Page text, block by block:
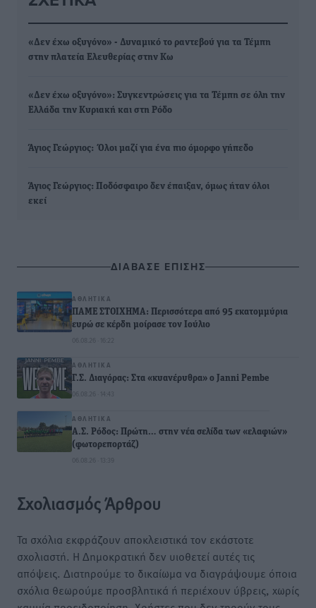
«Δεν έχω οξυγόνο» - Δυναμικό το ραντεβού για τα Τέμπη
στην πλατεία Ελευθερίας στην Κω
«Δεν έχω οξυγόνο»: Συγκεντρώσεις για τα Τέμπη σε όλη την
Ελλάδα την Κυριακή και στη Ρόδο
Άγιος Γεώργιος: Όλοι μαζί για ένα πιο όμορφο γήπεδο
Άγιος Γεώργιος: Ποδόσφαιρο δεν έπαιξαν, όμως ήταν όλοι
εκεί
ΔΙΑΒΑΣΕ ΕΠΙΣΗΣ
ΑΘΛΗΤΙΚΆ
ΠΑΜΕ ΣΤΟΙΧΗΜΑ: Περισσότερα από 95 εκατομμύρια
ευρώ σε κέρδη μοίρασε τον Ιούλιο
06.08.26 · 16:22
ΑΘΛΗΤΙΚΆ
Γ.Σ. Διαγόρας: Στα «κυανέρυθρα» ο Janni Pembe
06.08.26 · 14:43
ΑΘΛΗΤΙΚΆ
Α.Σ. Ρόδος: Πρώτη… στην νέα σελίδα των «ελαφιών»
(φωτορεπορτάζ)
06.08.26 · 13:39
Σχολιασμός Άρθρου
Τα σχόλια εκφράζουν αποκλειστικά τον εκάστοτε
σχολιαστή. Η Δημοκρατική δεν υιοθετεί αυτές τις
απόψεις. Διατηρούμε το δικαίωμα να διαγράψουμε όποια
σχόλια θεωρούμε προσβλητικά ή περιέχουν ύβρεις, χωρίς